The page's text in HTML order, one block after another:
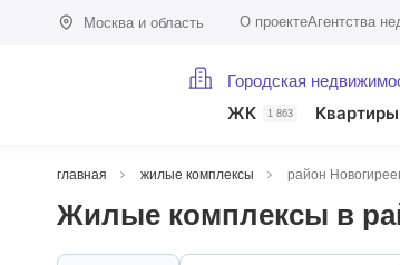
Москва и область О проектеАгентства
Городская
ЖК 1 863 Квартиры
главная жилые комплексы район
Жилые комплексы в